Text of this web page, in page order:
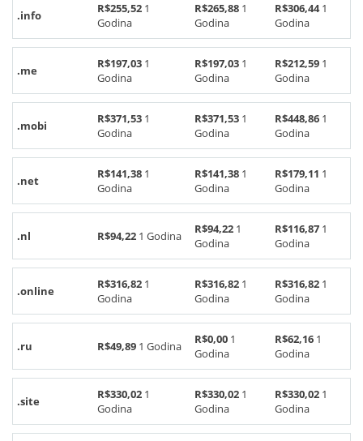
.info R$255,52 1
Godina
R$265,88 1
Godina
R$306,441
Godina
.me R$197,03 1
Godina
R$197,03 1
Godina
R$212,59 1
Godina
.mobi R$371,53 1
Godina
R$371,53 1
Godina
R$448,86 1
Godina
.net R$141,38 1
Godina
R$141,38 1
Godina
R$179,11 1
Godina
.nl R$94,22 1 Godina R$94,22 1
Godina
R$116,87 1
Godina
.online R$316,82 1
Godina
R$316,82 1
Godina
R$316,82 1
Godina
.ru R$49,89 1 Godina R$0,00 1
Godina
R$62,16 1
Godina
.site R$330,02 1
Godina
R$330,02 1
Godina
R$330,02 1
Godina